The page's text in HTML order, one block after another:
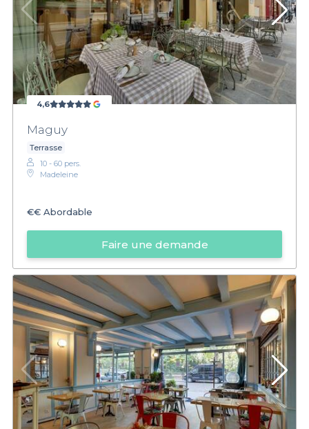
4,6
Maguy
Terrasse
10 - 60 pers.
Madeleine
€€ Abordable
Faire une demande